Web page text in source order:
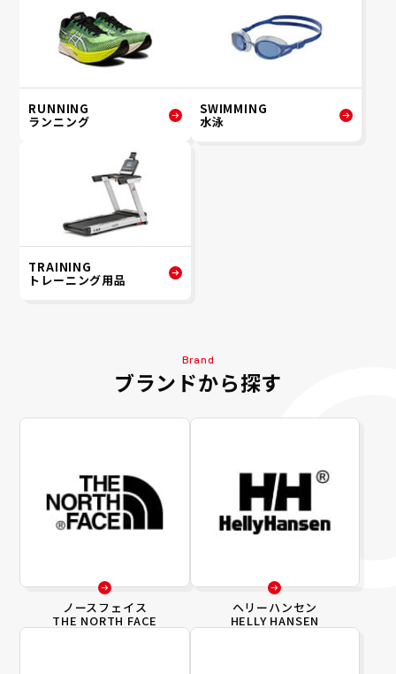
RUNNING
ランニング
SWIMMING
水泳
TRAINING
トレーニング用品
Brand
ブランドから探す
ノースフェイス
THE NORTH FACE
ヘリーハンセン
HELLY HANSEN